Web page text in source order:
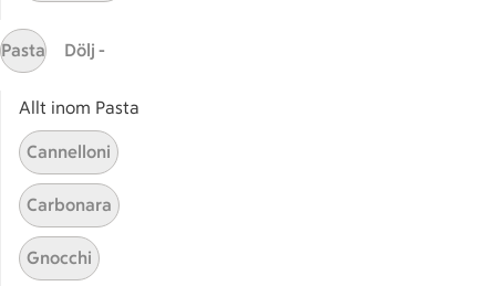
Sidfot
Start
Få snabbt svar
FAQ
Pasta Dölj -
Allt inom Pasta
Cannelloni
Carbonara
Gnocchi